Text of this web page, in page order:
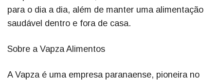
para o dia a dia, além de manter uma alimentação
saudável dentro e fora de casa.
Sobre a Vapza Alimentos
A Vapza é uma empresa paranaense, pioneira no